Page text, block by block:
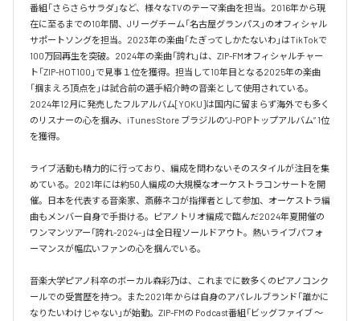
番組「さらさらサラダ」など、様々なTVのテーマ楽曲を担当。2016年から現
在に至るまでの10年間、Jリーグチーム「名古屋グランパス」のオフィシャル
サポートソングを担当。2023年の楽曲「たぎってしかたないわ」はTikTokで
100万回再生を突破。2024年の楽曲「誇れ」は、ZIP-FMオフィシャルチャー
ト「ZIP-HOT100」で見事１位を獲得。担当して10年目となる2025年の楽曲
「掴まえろ頂点を」は試合前の選手紹介時の音楽として使用されている。
2024年12月に発売したフルアルバム[YOKU]は国内に留まらず海外でも多く
のリスナーの心を掴み、iTunes Store ブラジルの”J-POPトップアルバム” 1位
を獲得。
ライブ活動も精力的に行っており、編成を問わないそのスタイルが注目を集
めている。2021年には約50人編成の大規模なオーケストラコンサートを開
催。日本を代表する音楽家、斎藤ネコが指揮者として参加、オーケストラ編
曲もメンバー自身で手掛ける。ピアノトリオ編成で臨んだ2024年夏開催の
ワンマンツアー「誇れ-2024-」は全日程ソールドアウト。熱いライブパフォ
ーマンスが幅広いファンの心を掴んでいる。
音楽大学ピアノ科卒のボーカル森彩乃は、これまでに数多くのピアノコンク
ールでの受賞歴を持つ。また2021年からは自身のアパレルブランド「誰かに
なりたいわけじゃない」が始動。ZIP-FMの Podcast番組「ビッグファイブ 〜